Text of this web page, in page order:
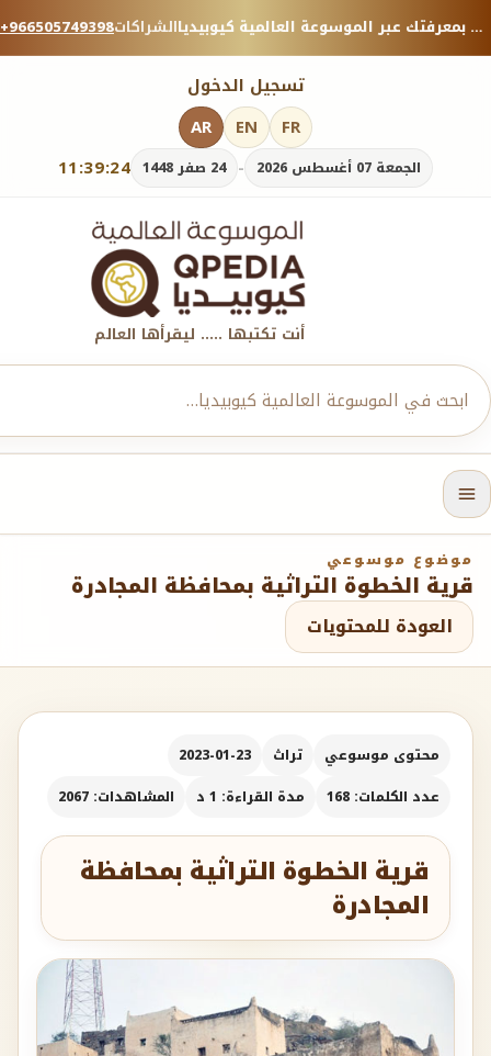
+966505749398الشراكات منصة معرفية موثوقة — شارك بمعرفتك عبر الموسوعة العالمية كيوبيديا.
تسجيل الدخول
11:39:25 الجمعة 07 أغسطس 2026 - 24 صفر 1448
AR EN FR
أنت تكتبها ..... ليقرأها العالم
موضوع موسوعي
قرية الخطوة التراثية بمحافظة المجادرة
العودة للمحتويات
محتوى موسوعي تراث
2023-01-23
عدد الكلمات: 168
مدة القراءة: 1 د المشاهدات: 2067
قرية الخطوة التراثية بمحافظة
المجادرة